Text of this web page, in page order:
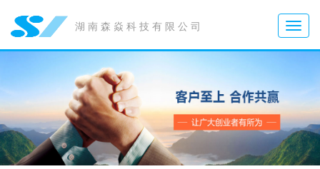
湖南森焱科技有限公司
Toggle